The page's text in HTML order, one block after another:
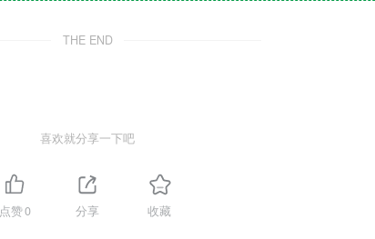
THE END
喜欢就分享一下吧
点赞0 分享 收藏